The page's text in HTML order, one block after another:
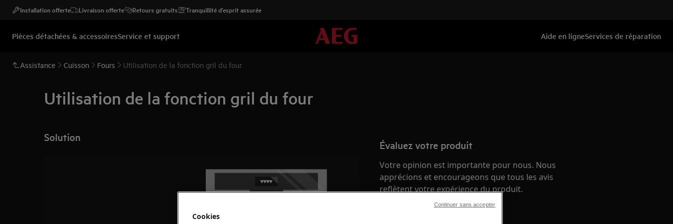
Installation offerte Livraison offerte Retours gratuits Tranquillité d'esprit assurée
Pièces détachées & accessoiresService et support Aide en ligneServices de réparation
Assistance Cuisson Fours Utilisation de la fonction gril du four
Utilisation de la fonction gril du four
Solution
Évaluez votre produit
Votre opinion est importante pour nous. Nous
apprécions et encourageons que tous les avis
reflètent votre expérience du produit.
Cookies
Continuer sans accepter